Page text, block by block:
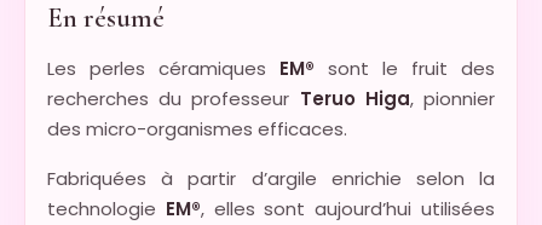
En résumé
Les perles céramiques EM® sont le fruit des
recherches du professeur Teruo Higa, pionnier
des micro-organismes efficaces.
Fabriquées à partir d’argile enrichie selon la
technologie EM®, elles sont aujourd’hui utilisées